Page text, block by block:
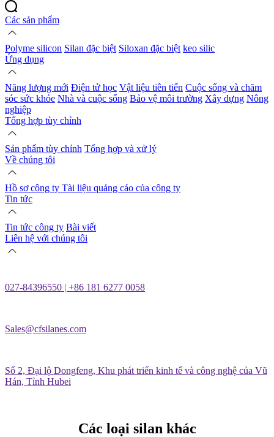
Các sản phẩm
Polyme silicon Silan đặc biệt Siloxan đặc biệt keo silic
Ứng dụng
Năng lượng mới Điện tử học Vật liệu tiên tiến Cuộc sống và chăm
sóc sức khỏe Nhà và cuộc sống Bảo vệ môi trường Xây dựng Nông
nghiệp
Tổng hợp tùy chỉnh
Sản phẩm tùy chỉnh Tổng hợp và xử lý
Về chúng tôi
Hồ sơ công ty Tài liệu quảng cáo của công ty
Tin tức
Tin tức công ty Bài viết
Liên hệ với chúng tôi
027-84396550 | +86 181 6277 0058
Sales@cfsilanes.com
Số 2, Đại lộ Dongfeng, Khu phát triển kinh tế và công nghệ của Vũ
Hán, Tỉnh Hubei
Các loại silan khác